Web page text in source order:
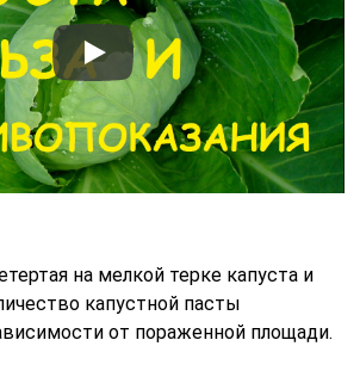
на мелкой терке капуста и
капустной пасты
от пораженной площади.